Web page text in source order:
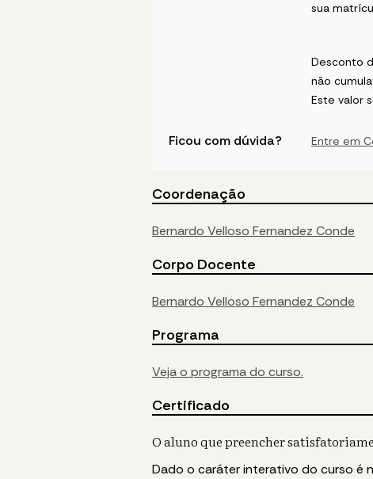
sua
Desconto
não
Este valor
Ficou com dúvida? Entre em
Coordenação
Bernardo Velloso Fernandez Conde
Corpo Docente
Bernardo Velloso Fernandez Conde
Programa
Veja o programa do curso.
Certificado
O aluno que preencher
Dado o caráter interativo do curso é